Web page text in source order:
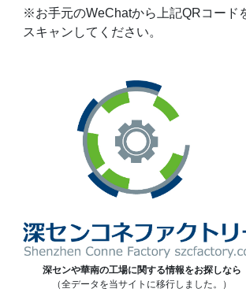
※お手元のWeChatから上記QRコード
スキャンしてください。
深センや華南の工場に関する情報をお探しなら
（全データを当サイトに移行しました。）